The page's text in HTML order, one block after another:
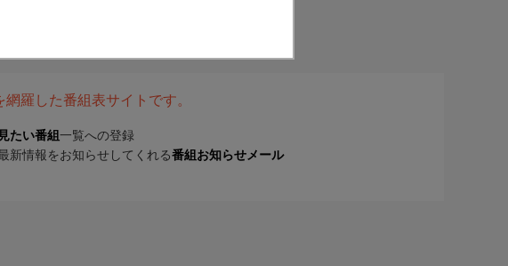
羅した番組表サイトです。
見たい番組 一覧への登録
新情報をお知らせしてくれる番組お知らせメール